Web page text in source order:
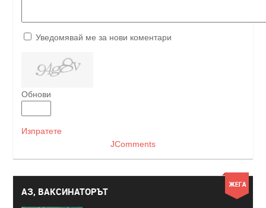
Уведомявай ме за нови коментари
Обнови
Изпратете
JComments
АЗ, ВАКСИНАТОРЪТ